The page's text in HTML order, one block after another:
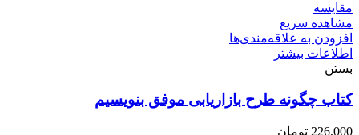
مقایسه
مشاهده سریع
افزودن به علاقه‌مندی‌ها
اطلاعات بیشتر
بستن
کتاب چگونه طرح بازاریابی موفق بنویسیم
226,000 تومان